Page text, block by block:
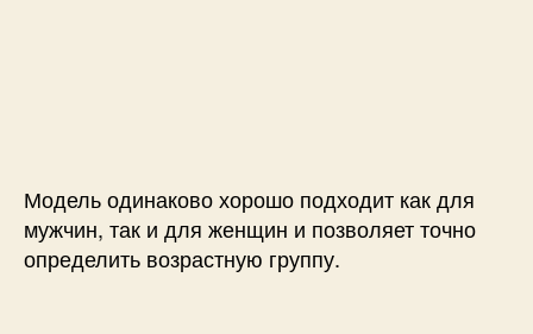
Модель одинаково хорошо подходит как для
мужчин, так и для женщин и позволяет точно
определить возрастную группу.